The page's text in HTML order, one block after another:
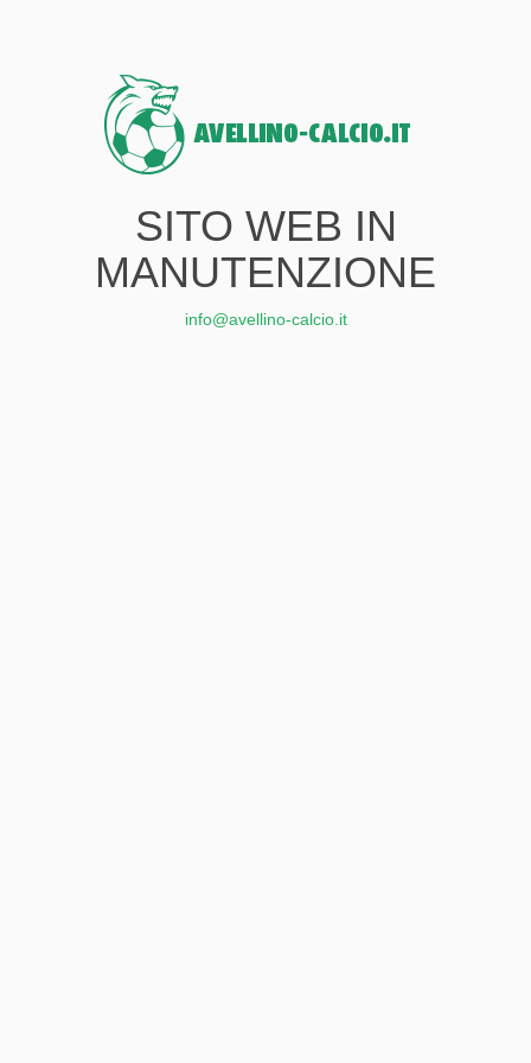
SITO WEB IN
MANUTENZIONE
info@avellino-calcio.it